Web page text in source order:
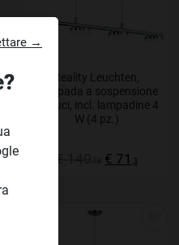
Reality Leuchten,
Lampada a sospensione
a 4 luci, incl. lampadine 4
W (4 pz.)
€ 71 ,3
→